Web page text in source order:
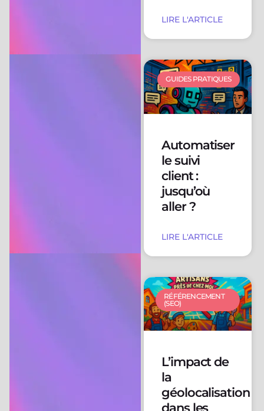
LIRE L'ARTICLE
GUIDES PRATIQUES
Automatiser
le suivi
client :
jusqu’où
aller ?
LIRE L'ARTICLE
RÉFÉRENCEMENT
(SEO)
L’impact de
la
géolocalisation
dans les